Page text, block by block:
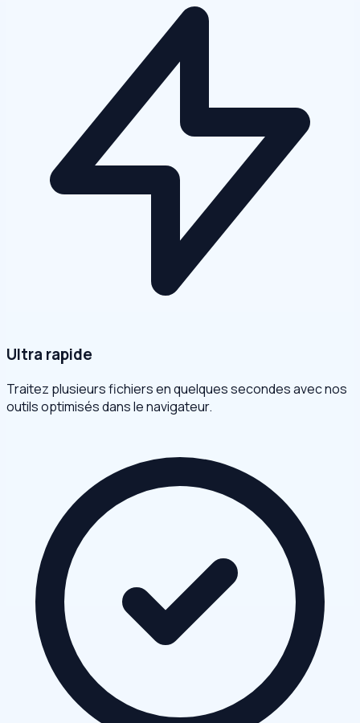
Ultra rapide
Traitez plusieurs fichiers en quelques secondes avec nos
outils optimisés dans le navigateur.